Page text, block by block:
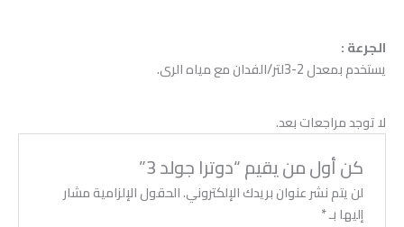
الجرعة :
يستخدم بمعدل 2-3لتر/الفدان مع مياه الرى.
لا توجد مراجعات بعد.
كن أول من يقيم “دوترا جولد 3”
لن يتم نشر عنوان بريدك الإلكتروني.الحقول الإلزامية مشار
إليها بـ*